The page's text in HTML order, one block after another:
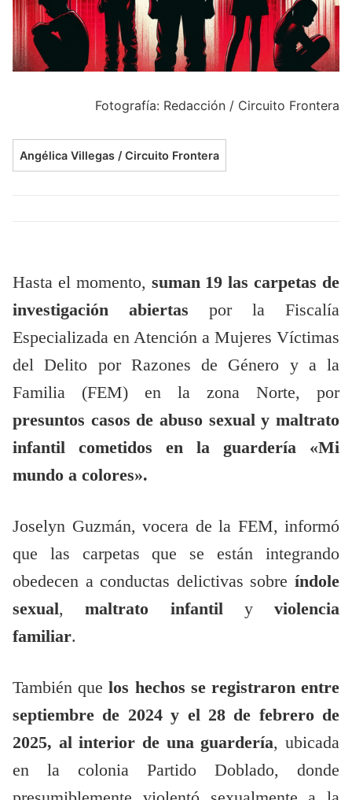
Fotografía: Redacción / Circuito Frontera
Angélica Villegas / Circuito Frontera
Hasta el momento, suman 19 las carpetas de
investigación abiertas por la Fiscalía
Especializada en Atención a Mujeres Víctimas
del Delito por Razones de Género y a la
Familia (FEM) en la zona Norte, por
presuntos casos de abuso sexual y maltrato
infantil cometidos en la guardería «Mi
mundo a colores».
Joselyn Guzmán, vocera de la FEM, informó
que las carpetas que se están integrando
obedecen a conductas delictivas sobre índole
sexual,maltrato infantil y violencia
familiar.
También quelos hechos se registraron entre
septiembre de 2024 y el 28 de febrero de
2025, al interior de una guardería, ubicada
en la colonia Partido Doblado, donde